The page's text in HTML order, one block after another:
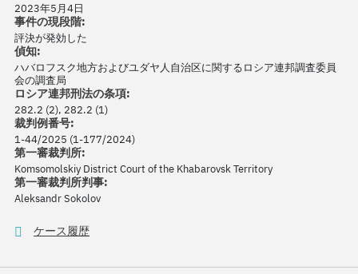
2023年5月4日
事件の現段階:
評決が発効した
偵知:
ハバロフスク地方およびユダヤ人自治区に関するロシア連邦調査委員
会の調査局
ロシア連邦刑法の条項:
282.2 (2), 282.2 (1)
裁判例番号:
1-44/2025 (1-177/2024)
第一審裁判所:
Komsomolskiy District Court of the Khabarovsk Territory
第一審裁判所判事:
Aleksandr Sokolov
ケース履歴